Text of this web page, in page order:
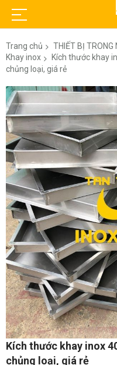
Trang chủ THIẾT BỊ TRONG
Khay inox
Kích thước khay
chủng loại, giá rẻ
Chuyển
đến
phần
đầu
của
thư
viện
hình
ảnh
Chuyển
đến
phần
Kích thước khay inox
chủng loại, giá rẻ